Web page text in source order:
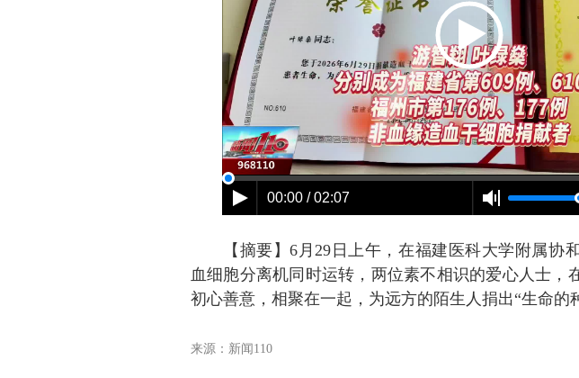
【摘要】6月29日上午，在福建医科大学附属协
血细胞分离机同时运转，两位素不相识的爱心人士，
初心善意，相聚在一起，为远方的陌生人捐出“生命的
来源：新闻110